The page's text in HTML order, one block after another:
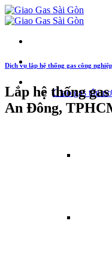
Giao gas tận
Dịch vụ lắp hệ thống gas công
Lắp hệ thống
An Đông,